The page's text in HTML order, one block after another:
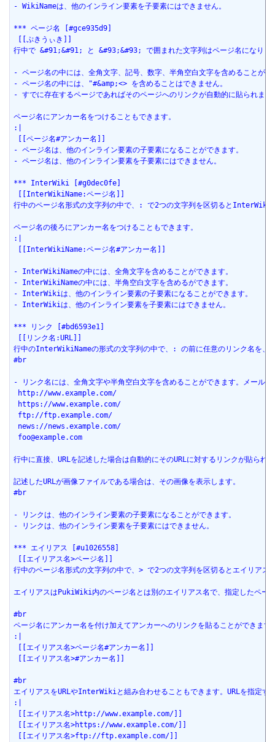
- WikiNameは、他のインライン要素を子要素にはできません。
*** ページ名 [#gce935d9]
[[ぷきうぃき]]
行中で &#91;&#91; と &#93;&#93; で囲まれた文字列はページ名になりま
- ページ名の中には、全角文字、記号、数字、半角空白文字を含めることがで
- ページ名の中には、"#&amp;<> を含めることはできません。
- すでに存在するページであればそのページへのリンクが自動的に貼られま
ページ名にアンカー名をつけることもできます。
:|
[[ページ名#アンカー名]]
- ページ名は、他のインライン要素の子要素になることができます。
- ページ名は、他のインライン要素を子要素にはできません。
*** InterWiki [#g0dec0fe]
[[InterWikiName:ページ名]]
行中のページ名形式の文字列の中で、: で2つの文字列を区切ると
ページ名の後ろにアンカー名をつけることもできます。
:|
[[InterWikiName:ページ名#アンカー名]]
- InterWikiNameの中には、全角文字を含めることができます。
- InterWikiNameの中には、半角空白文字を含めるができます。
- InterWikiは、他のインライン要素の子要素になることができます。
- InterWikiは、他のインライン要素を子要素にはできません。
*** リンク [#bd6593e1]
[[リンク名:URL]]
行中のInterWikiNameの形式の文字列の中で、: の前に任意のリンク名を、:
#br
- リンク名には、全角文字や半角空白文字を含めることができます。メー
http://www.example.com/
https://www.example.com/
ftp://ftp.example.com/
news://news.example.com/
foo@example.com
行中に直接、URLを記述した場合は自動的にそのURLに対するリンクが貼られ
記述したURLが画像ファイルである場合は、その画像を表示します。
#br
- リンクは、他のインライン要素の子要素になることができます。
- リンクは、他のインライン要素を子要素にはできません。
*** エイリアス [#u1026558]
[[エイリアス名>ページ名]]
行中のページ名形式の文字列の中で、> で2つの文字列を区切るとエイリア
エイリアスはPukiWiki内のページ名とは別のエイリアス名で、指定したペー
#br
ページ名にアンカー名を付け加えてアンカーへのリンクを貼ることができま
:|
[[エイリアス名>ページ名#アンカー名]]
[[エイリアス名>#アンカー名]]
#br
エイリアスをURLやInterWikiと組み合わせることもできます。URLを指定す
:|
[[エイリアス名>http://www.example.com/]]
[[エイリアス名>https://www.example.com/]]
[[エイリアス名>ftp://ftp.example.com/]]